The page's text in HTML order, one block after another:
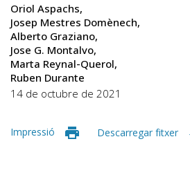
Oriol Aspachs
Josep Mestres Domènech
Alberto Graziano
Jose G. Montalvo
Marta Reynal-Querol
Ruben Durante
14 de octubre de 2021
Impressió Descarregar fitxer